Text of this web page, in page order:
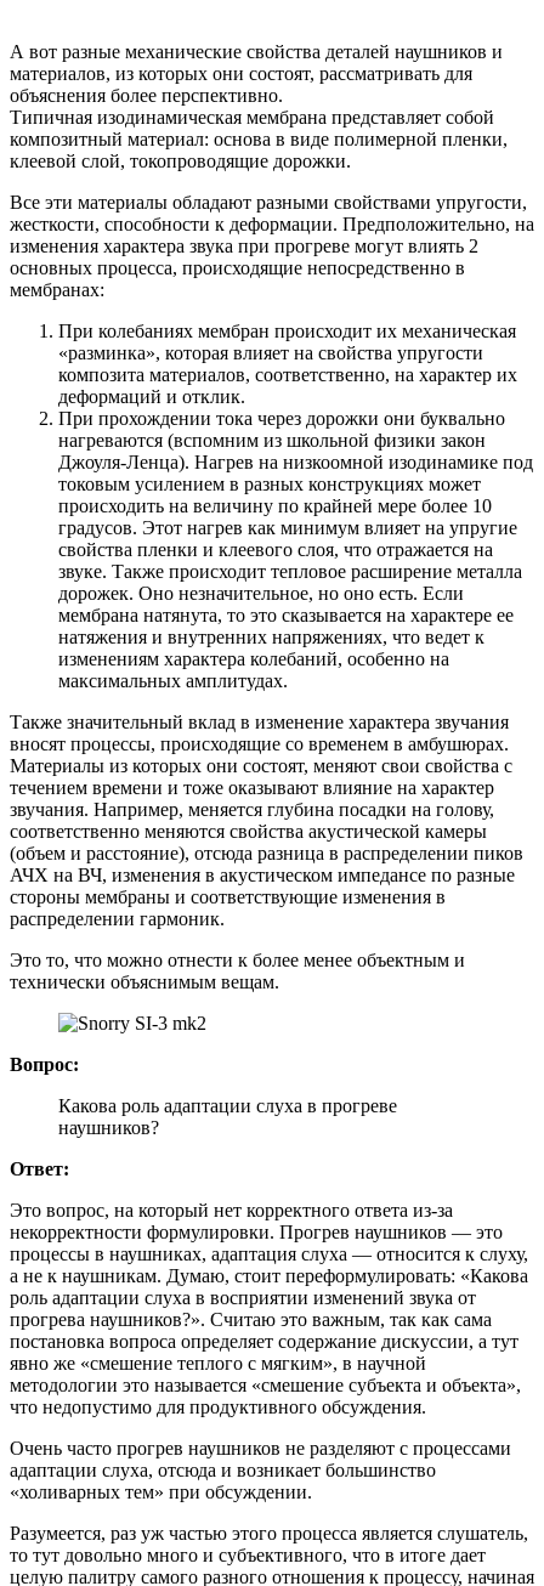
А вот разные механические свойства деталей наушников и
материалов, из которых они состоят, рассматривать для
объяснения более перспективно.
Типичная изодинамическая мембрана представляет собой
композитный материал: основа в виде полимерной пленки,
клеевой слой, токопроводящие дорожки.
Все эти материалы обладают разными свойствами упругости,
жесткости, способности к деформации. Предположительно, на
изменения характера звука при прогреве могут влиять 2
основных процесса, происходящие непосредственно в
мембранах:
При колебаниях мембран происходит их механическая
«разминка», которая влияет на свойства упругости
композита материалов, соответственно, на характер их
деформаций и отклик.
При прохождении тока через дорожки они буквально
нагреваются (вспомним из школьной физики закон
Джоуля-Ленца). Нагрев на низкоомной изодинамике под
токовым усилением в разных конструкциях может
происходить на величину по крайней мере более 10
градусов. Этот нагрев как минимум влияет на упругие
свойства пленки и клеевого слоя, что отражается на
звуке. Также происходит тепловое расширение металла
дорожек. Оно незначительное, но оно есть. Если
мембрана натянута, то это сказывается на характере ее
натяжения и внутренних напряжениях, что ведет к
изменениям характера колебаний, особенно на
максимальных амплитудах.
Также значительный вклад в изменение характера звучания
вносят процессы, происходящие со временем в амбушюрах.
Материалы из которых они состоят, меняют свои свойства с
течением времени и тоже оказывают влияние на характер
звучания. Например, меняется глубина посадки на голову,
соответственно меняются свойства акустической камеры
(объем и расстояние), отсюда разница в распределении пиков
АЧХ на ВЧ, изменения в акустическом импедансе по разные
стороны мембраны и соответствующие изменения в
распределении гармоник.
Это то, что можно отнести к более менее объектным и
технически объяснимым вещам.
Вопрос:
Какова роль адаптации слуха в прогреве
наушников?
Ответ:
Это вопрос, на который нет корректного ответа из-за
некорректности формулировки. Прогрев наушников — это
процессы в наушниках, адаптация слуха — относится к слуху,
а не к наушникам. Думаю, стоит переформулировать: «Какова
роль адаптации слуха в восприятии изменений звука от
прогрева наушников?». Считаю это важным, так как сама
постановка вопроса определяет содержание дискуссии, а тут
явно же «смешение теплого с мягким», в научной
методологии это называется «смешение субъекта и объекта»,
что недопустимо для продуктивного обсуждения.
Очень часто прогрев наушников не разделяют с процессами
адаптации слуха, отсюда и возникает большинство
«холиварных тем» при обсуждении.
Разумеется, раз уж частью этого процесса является слушатель,
то тут довольно много и субъективного, что в итоге дает
целую палитру самого разного отношения к процессу, начиная